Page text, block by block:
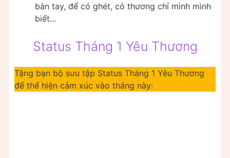
bàn tay, để có ghét, có thương chỉ mình mình
biết…
Status Tháng 1 Yêu Thương
Tặng bạn bộ sưu tập Status Tháng 1 Yêu Thương
để thể hiện cảm xúc vào tháng này: